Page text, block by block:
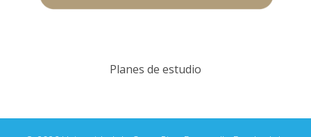
Planes de estudio